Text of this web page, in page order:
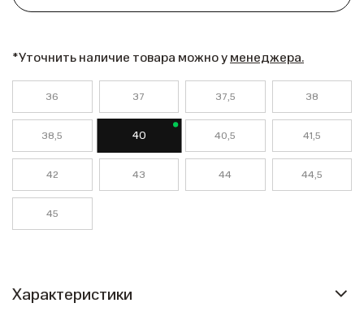
*Уточнить наличие товара можно уменеджера.
36 37 37,5 38
38,5 40 40,5 41,5
42 43 44 44,5
45
Характеристики